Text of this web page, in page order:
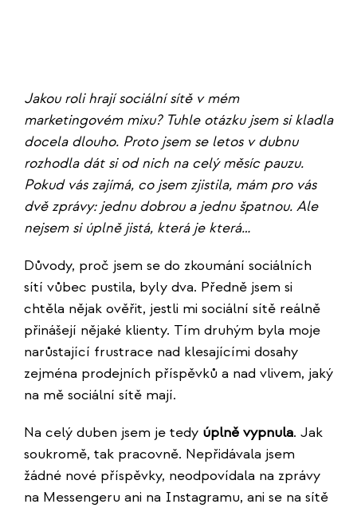
Jakou roli hrají sociální sítě v mém
marketingovém mixu? Tuhle otázku jsem si kladla
docela dlouho. Proto jsem se letos v dubnu
rozhodla dát si od nich na celý měsíc pauzu.
Pokud vás zajímá, co jsem zjistila, mám pro vás
dvě zprávy: jednu dobrou a jednu špatnou. Ale
nejsem si úplně jistá, která je která…
Důvody, proč jsem se do zkoumání sociálních
sítí vůbec pustila, byly dva. Předně jsem si
chtěla nějak ověřit, jestli mi sociální sítě reálně
přinášejí nějaké klienty. Tím druhým byla moje
narůstající frustrace nad klesajícími dosahy
zejména prodejních příspěvků a nad vlivem, jaký
na mě sociální sítě mají.
Na celý duben jsem je tedy úplně vypnula. Jak
soukromě, tak pracovně. Nepřidávala jsem
žádné nové příspěvky, neodpovídala na zprávy
na Messengeru ani na Instagramu, ani se na sítě